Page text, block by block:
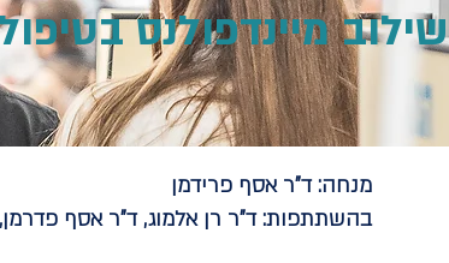
שילוב מיינדפולנס
מנחה:ד"ר אסף פרידמן
בהשתתפות:ד"ר רן אלמוג, ד"ר אסף